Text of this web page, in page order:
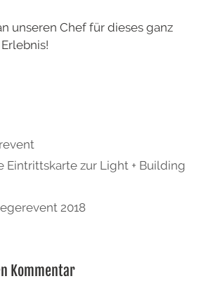
unseren Chef für dieses ganz
Eintrittskarte zur Light + Building
2018
Kommentar